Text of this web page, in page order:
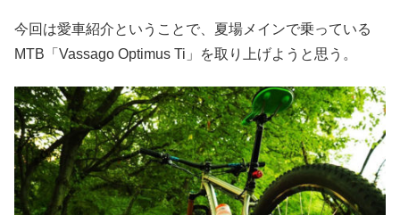
今回は愛車紹介ということで、夏場メインで乗っている
MTB「Vassago Optimus Ti」を取り上げようと思う。